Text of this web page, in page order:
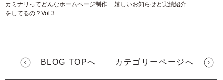
カミナリってどんなホームページ制作
をしてるの？Vol.3
嬉しいお知らせと実績紹介
BLOG TOPへ カテゴリーページへ